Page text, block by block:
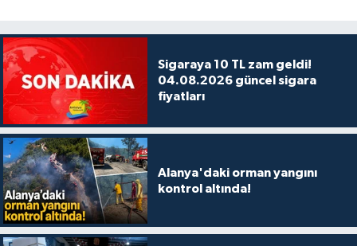
Sigaraya 10 TL zam geldi!
04.08.2026 güncel sigara
fiyatları
Alanya'daki orman yangını
kontrol altında!